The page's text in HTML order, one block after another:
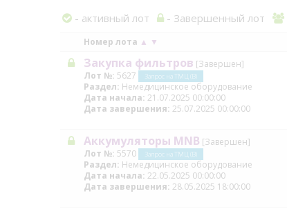
- активный лот - Завершенный лот
Номер лота ▲ ▼
Закупка фильтров [Завершен]
Лот №: 5627 Запрос на ТМЦ (В)
Раздел: Немедицинское оборудование
Дата начала: 21.07.2025 00:00:00
Дата завершения: 25.07.2025 00:00:00
Аккумуляторы MNB [Завершен]
Лот №: 5570 Запрос на ТМЦ (В)
Раздел: Немедицинское оборудование
Дата начала: 22.05.2025 00:00:00
Дата завершения: 28.05.2025 18:00:00